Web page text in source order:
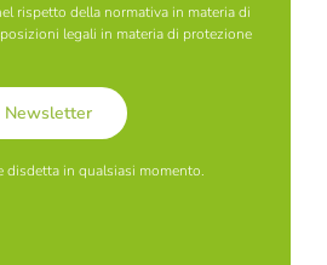
rispetto della normativa in materia di
legali in materia di protezione
Newsletter
disdetta in qualsiasi momento.